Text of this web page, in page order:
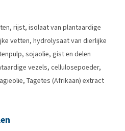
rijst, isolaat van plantaardige
vetten, hydrolysaat van dierlijke
sojaolie, gist en delen
vezels, cellulosepoeder,
Tagetes (Afrikaan) extract